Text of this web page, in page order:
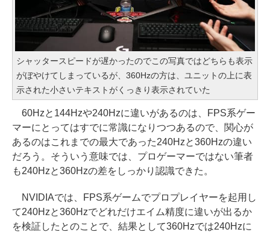
シャッタースピードが遅かったのでこの写真ではどちらも表示
がぼやけてしまっているが、360Hzの方は、ユニットの上に表
示された小さいテキストがくっきり表示されていた
60Hzと144Hzや240Hzに違いがあるのは、FPS系ゲー
マーにとってはすでに常識になりつつあるので、関心が
あるのはこれまでの最大であった240Hzと360Hzの違い
だろう。そういう意味では、プロゲーマーではない筆者
も240Hzと360Hzの差をしっかり認識できた。
NVIDIAでは、FPS系ゲームでプロプレイヤーを起用し
て240Hzと360Hzでどれだけエイム精度に違いが出るか
を検証したとのことで、結果として360Hzでは240Hzに